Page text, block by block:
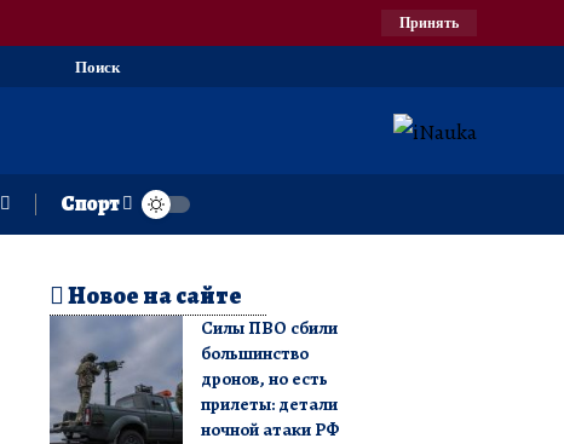
Принять
Поиск
Спорт
Новое на сайте
Силы ПВО сбили
большинство
дронов, но есть
прилеты: детали
ночной атаки РФ